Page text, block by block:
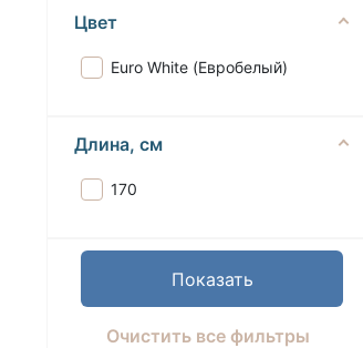
Цвет
Euro White (Евробелый)
Длина, см
170
Очистить все фильтры